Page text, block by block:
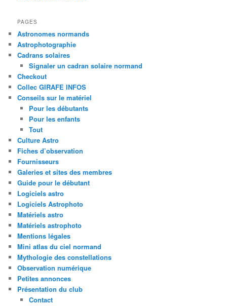
PAGES
Astronomes normands
Astrophotographie
Cadrans solaires
Signaler un cadran solaire normand
Checkout
Collec GIRAFE INFOS
Conseils sur le matériel
Pour les débutants
Pour les enfants
Tout
Culture Astro
Fiches d’observation
Fournisseurs
Galeries et sites des membres
Guide pour le débutant
Logiciels astro
Logiciels Astrophoto
Matériels astro
Matériels astrophoto
Mentions légales
Mini atlas du ciel normand
Mythologie des constellations
Observation numérique
Petites annonces
Présentation du club
Contact